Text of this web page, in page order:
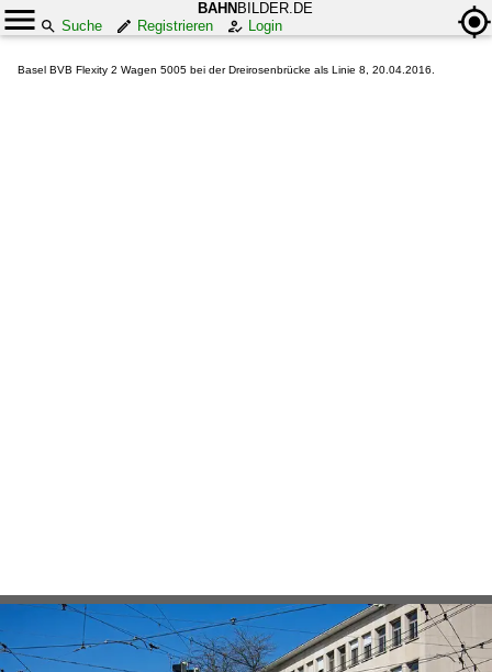
BAHN BILDER.DE
Suche
Registrieren Login
Basel BVB Flexity 2 Wagen 5005 bei der Dreirosenbrücke als Linie 8, 20.04.2016.